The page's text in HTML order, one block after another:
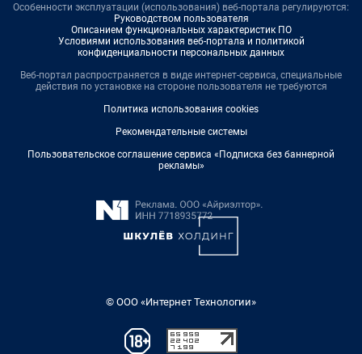
Особенности эксплуатации (использования) веб-портала регулируются:
Руководством пользователя
Описанием функциональных характеристик ПО
Условиями использования веб-портала и политикой
конфиденциальности персональных данных
Веб-портал распространяется в виде интернет-сервиса, специальные
действия по установке на стороне пользователя не требуются
Политика использования cookies
Рекомендательные системы
Пользовательское соглашение сервиса «Подписка без баннерной
рекламы»
© ООО «Интернет Технологии»